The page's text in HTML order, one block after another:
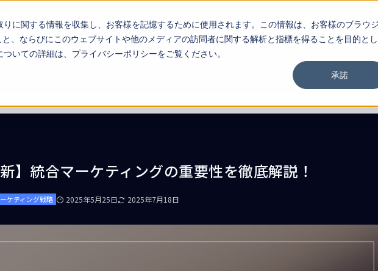
に関する情報を収集し、お客様を記憶するために使用されます。この情報は、お客様のブラウ
、ならびにこのウェブサイトや他のメディアの訪問者に関する解析と指標を得ることを目的と
いての詳細は、プライバシーポリシーをご覧ください。
承諾
お問い合わせ ブ
】統合マーケティングの重要性を徹底解説！
ケティング戦略 2025年5月25日 2025年7月18日